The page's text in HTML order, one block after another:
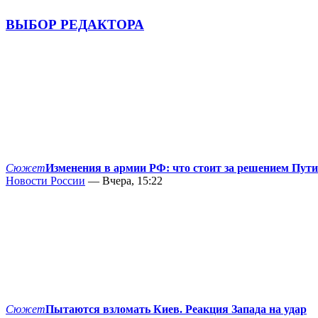
ВЫБОР РЕДАКТОРА
СюжетИзменения в армии РФ: что стоит за решением
Новости России — Вчера, 15:22
СюжетПытаются взломать Киев. Реакция Запада на удар